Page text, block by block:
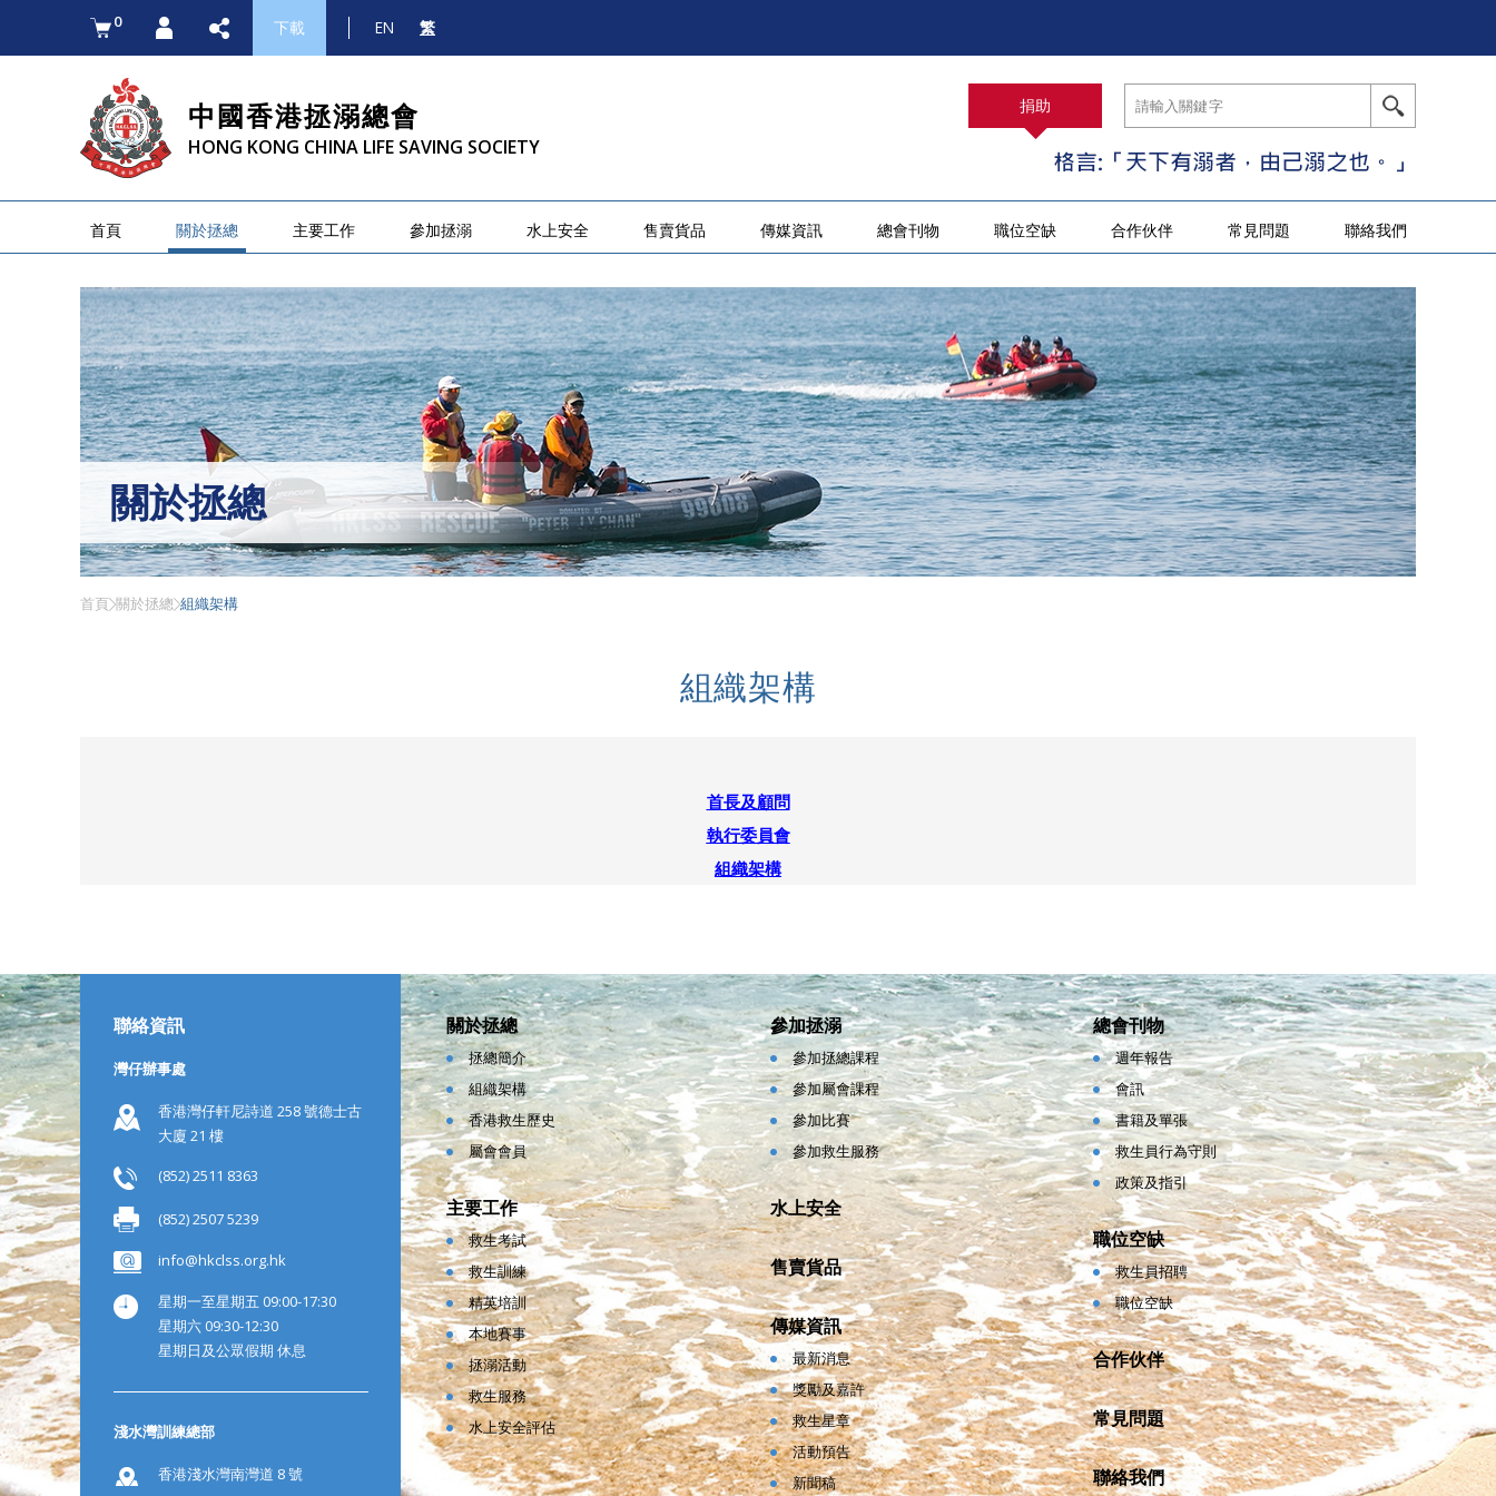
0 下載 EN 繁
中國香港拯溺總會
HONG KONG CHINA LIFE SAVING SOCIETY
捐助
首頁 關於拯總 主要工作 參加拯溺 水上安全 售賣貨品 傳媒資訊 總會刊物 職位空缺 合作伙伴 常見問題 聯絡我們
關於拯總
首頁 關於拯總 組織架構
組織架構
首長及顧問
執行委員會
組織架構
聯絡資訊
灣仔辦事處
香港灣仔軒尼詩道 258 號德士古
大廈 21 樓
(852) 2511 8363
(852) 2507 5239
info@hkclss.org.hk
星期一至星期五 09:00-17:30
星期六 09:30-12:30
星期日及公眾假期 休息
淺水灣訓練總部
香港淺水灣南灣道 8 號
關於拯總
拯總簡介
組織架構
香港救生歷史
屬會會員
主要工作
救生考試
救生訓練
精英培訓
本地賽事
拯溺活動
救生服務
水上安全評估
參加拯溺
參加拯總課程
參加屬會課程
參加比賽
參加救生服務
水上安全
售賣貨品
傳媒資訊
最新消息
獎勵及嘉許
救生星章
活動預告
新聞稿
總會刊物
週年報告
會訊
書籍及單張
救生員行為守則
政策及指引
職位空缺
救生員招聘
職位空缺
合作伙伴
常見問題
聯絡我們